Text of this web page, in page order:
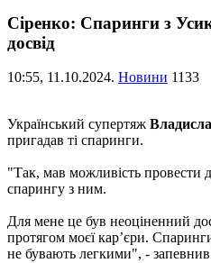
Сіренко: Спаринги з
досвід
10:55, 11.10.2024. Новини 1133
Український супертяж
пригадав ті спаринги.
"Так, мав можливість провести
спарингу з ним.
Для мене це був неоціненний
протягом моєї карʼєри.
не бувають легкими", -